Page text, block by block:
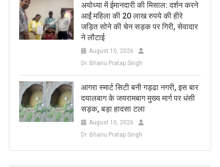
अयोध्या में ईमानदारी की मिसाल: दर्शन करने
आईं महिला की 20 लाख रुपये की हीरे
जड़ित सोने की चेन सड़क पर गिरी, सेवादार
ने लौटाई
August 10, 2026
Dr. Bhanu Pratap Singh
आगरा स्मार्ट सिटी बनी गड्ढा नगरी, इस बार
दयालबाग के जयरामबाग मुख्य मार्ग पर धंसी
सड़क, बड़ा हादसा टला
August 10, 2026
Dr. Bhanu Pratap Singh